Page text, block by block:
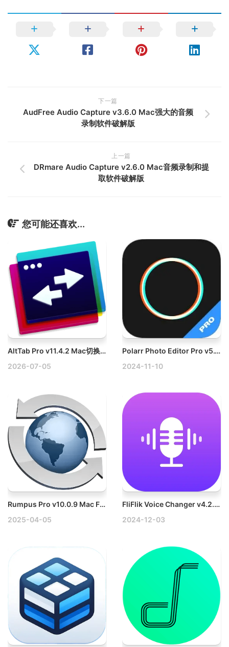
下一篇
AudFree Audio Capture v3.6.0 Mac强大的音频
录制软件破解版
上一篇
DRmare Audio Capture v2.6.0 Mac音频录制和提
取软件破解版
您可能还喜欢...
AltTab Pro v11.4.2 Mac切换窗口
2026-07-05
Polarr Photo Editor Pro v5.10.8 Mac泼辣修图破解版
2024-11-10
Rumpus Pro v10.0.9 Mac FTP服务器客户端工具
2025-04-05
FliFlik Voice Changer v4.2.0 Mac实时语音转换工具
2024-12-03